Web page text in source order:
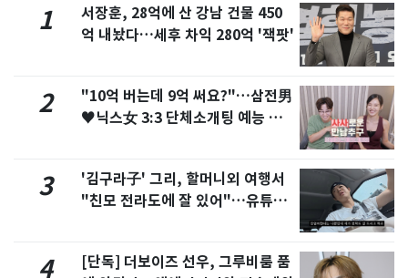
1
서장훈, 28억에 산 강남 건물 450
억 내놨다…세후 차익 280억 '잭팟'
2
"10억 버는데 9억 써요?"…삼전男
♥닉스女 3:3 단체소개팅 예능 화
3
'김구라子' 그리, 할머니외 여행서
"친모 전라도에 잘 있어"…유튜브
4
[단독] 더보이즈 선우, 그루비룸 품